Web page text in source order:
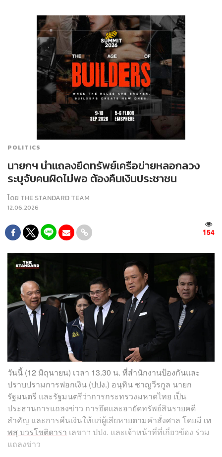
POLITICS
นายกฯ นำแถลงยึดทรัพย์เครือข่ายหลอกลวง
ระบุจับคนผิดไม่พอ ต้องคืนเงินประชาชน
โดย THE STANDARD TEAM
12.06.2026
154
วันนี้ (12 มิถุนายน) เวลา 13.30 น. ที่สำนักงานป้องกันและ
ปราบปรามการฟอกเงิน (ปปง.) อนุทิน ชาญวีรกูล นายก
รัฐมนตรี และรัฐมนตรีว่าการกระทรวงมหาดไทย เป็น
ประธานการแถลงข่าว การยึดและอายัดทรัพย์สินรายคดี
สำคัญ และการคืนเงินให้แก่ผู้เสียหายตามคำสั่งศาล โดยมี เท
พสุ บวรโชติดารา เลขาฯ ปปง. และเจ้าหน้าที่ที่เกี่ยวข้อง ร่วม
แถลงข่าว